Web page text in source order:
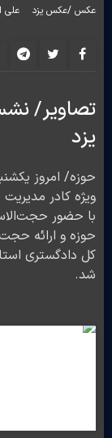
عکس /عکس یزد علی
تصاویر/
یزد
ویژه کادر
با حضور
حوزه و ارائه
کل دادگستری
شد.